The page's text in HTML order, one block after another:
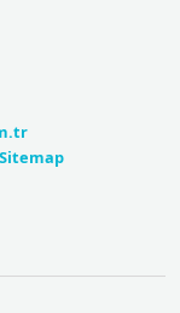
Sitemap